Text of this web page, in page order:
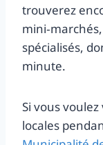
trouverez
spécialisés,
minute.
Si vous
locales